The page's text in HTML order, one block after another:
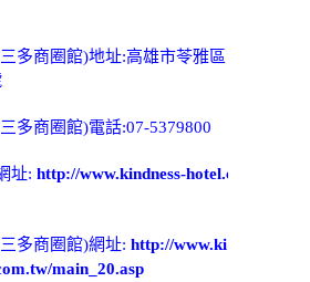
多商圈館)地址:高雄市苓雅區
多商圈館)電話:07-5379800
址: http://www.kindness-hotel.c
多商圈館)網址: http://www.ki
main_20.asp